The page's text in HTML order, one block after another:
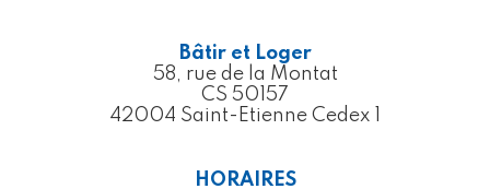
Bâtir et Loger
58, rue de la Montat
CS 50157
42004 Saint-Etienne Cedex 1
HORAIRES